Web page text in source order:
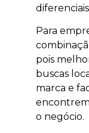
Para
pois
buscas
marca e
o negócio.